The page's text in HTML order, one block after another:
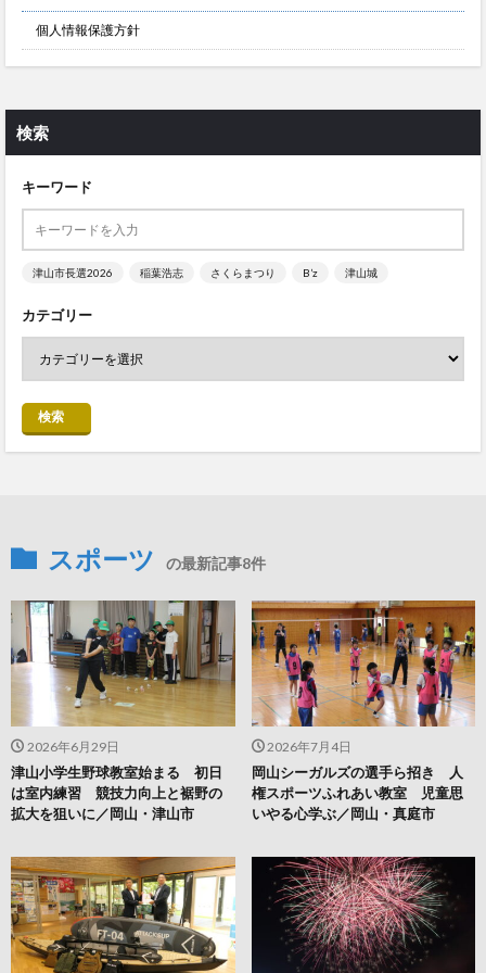
個人情報保護方針
検索
キーワード
津山市長選2026 稲葉浩志 さくらまつり B’z 津山城
カテゴリー
検索
スポーツ の最新記事8件
2026年7月4日
岡山シーガルズの選手ら招き 人
権スポーツふれあい教室 児童思
いやる心学ぶ／岡山・真庭市
2026年6月29日
津山小学生野球教室始まる 初日
は室内練習 競技力向上と裾野の
拡大を狙いに／岡山・津山市